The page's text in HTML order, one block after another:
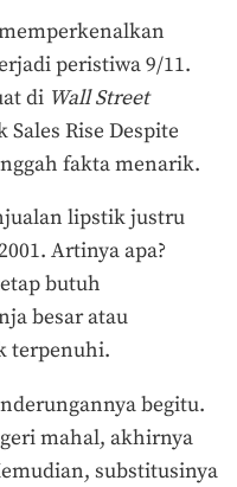
peristiwa 9/11.
di Wall Street
Rise Despite
fakta menarik.
lipstik justru
Artinya apa?
butuh
besar atau
terpenuhi.
begitu.
mahal, akhirnya
substitusinya